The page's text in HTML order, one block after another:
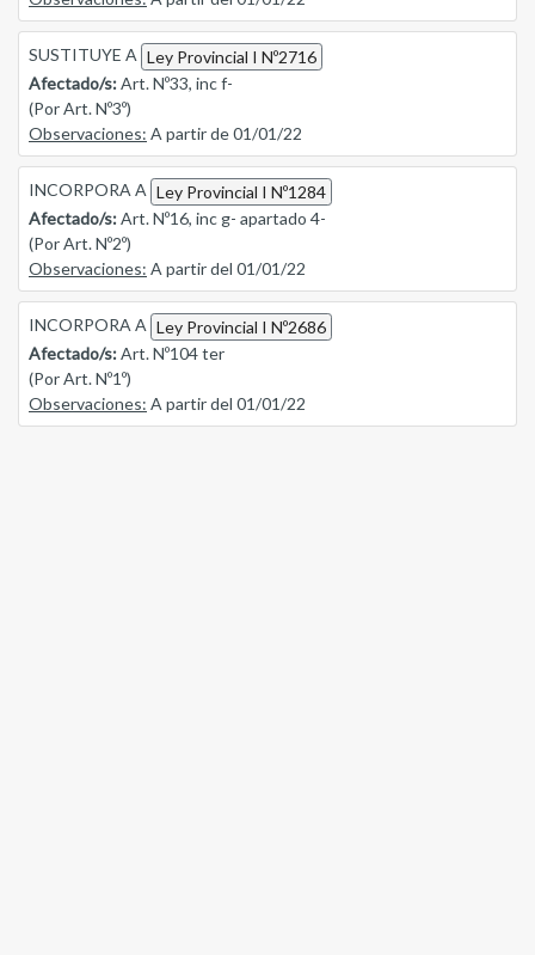
SUSTITUYE A Ley Provincial I Nº2716
Afectado/s:Art. Nº33, inc f-
(Por Art. Nº3º)
Observaciones: A partir de 01/01/22
INCORPORA A Ley Provincial I Nº1284
Afectado/s:Art. Nº16, inc g- apartado 4-
(Por Art. Nº2º)
Observaciones: A partir del 01/01/22
INCORPORA A Ley Provincial I Nº2686
Afectado/s:Art. Nº104 ter
(Por Art. Nº1º)
Observaciones: A partir del 01/01/22